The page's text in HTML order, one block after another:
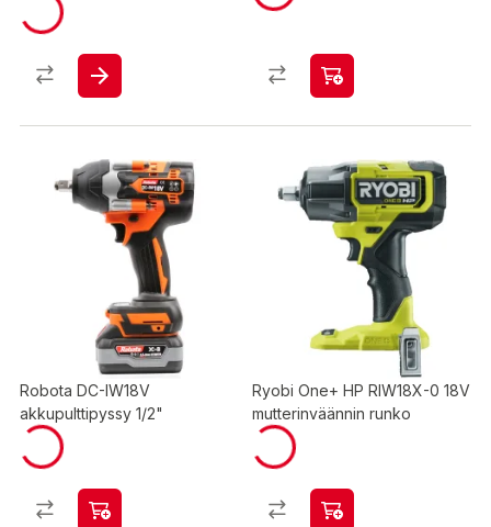
Robota DC-IW18V
akkupulttipyssy 1/2"
Ryobi One+ HP RIW18X-0 18V
mutterinväännin runko